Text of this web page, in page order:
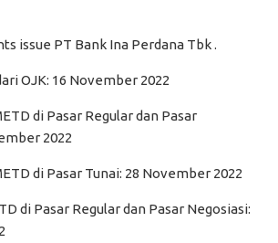
issue PT Bank Ina Perdana Tbk .
OJK: 16 November 2022
di Pasar Regular dan Pasar
2022
di Pasar Tunai: 28 November 2022
di Pasar Regular dan Pasar Negosiasi: